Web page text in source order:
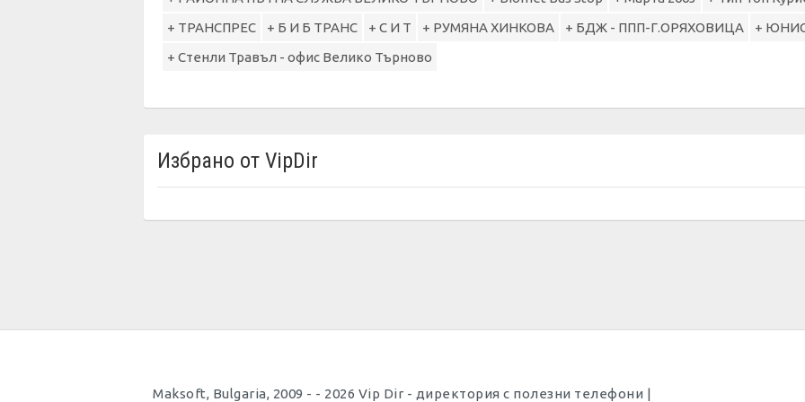
+ ТРАНСПРЕС
+ Б И Б ТРАНС + С И Т + РУМЯНА ХИНКОВА + БДЖ - ППП-Г.ОРЯХОВИЦА
+
+ Стенли Травъл - офис Велико Търново
Избрано от VipDir
Maksoft, Bulgaria, 2009 - - 2026 Vip Dir - директория с полезни телефони |